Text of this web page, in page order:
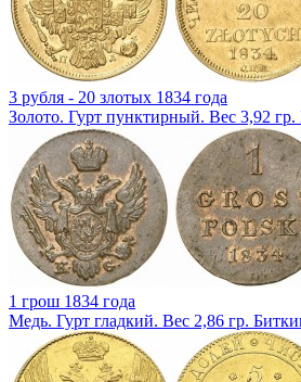
3 рубля - 20 злотых 1834 года
Золото. Гурт пунктирный. Вес 3,92
1 грош 1834 года
Медь. Гурт гладкий. Вес 2,86 гр.